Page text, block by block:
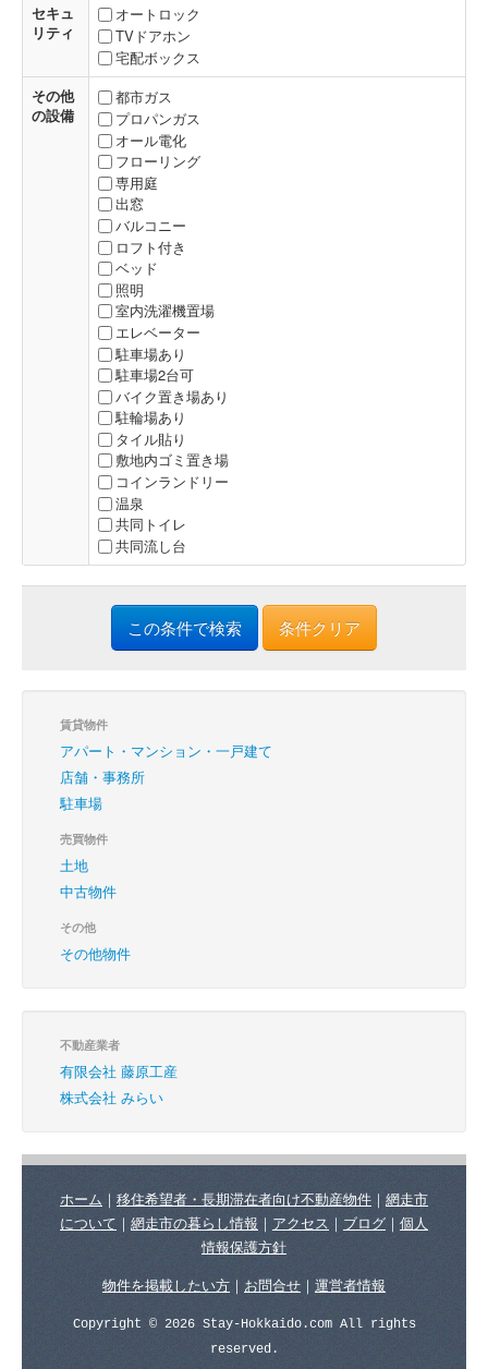
セキュ
リティ
オートロック
TVドアホン
宅配ボックス
その他
の設備
都市ガス
プロパンガス
オール電化
フローリング
専用庭
出窓
バルコニー
ロフト付き
ベッド
照明
室内洗濯機置場
エレベーター
駐車場あり
駐車場2台可
バイク置き場あり
駐輪場あり
タイル貼り
敷地内ゴミ置き場
コインランドリー
温泉
共同トイレ
共同流し台
条件クリア
賃貸物件
アパート・マンション・一戸建て
店舗・事務所
駐車場
売買物件
土地
中古物件
その他
その他物件
不動産業者
有限会社 藤原工産
株式会社 みらい
ホーム ｜ 移住希望者・長期滞在者向け不動産物件 ｜ 網走市
について ｜ 網走市の暮らし情報 ｜ アクセス ｜ ブログ ｜ 個人
情報保護方針
物件を掲載したい方 ｜ お問合せ ｜ 運営者情報
Copyright © 2026 Stay-Hokkaido.com All rights
reserved.